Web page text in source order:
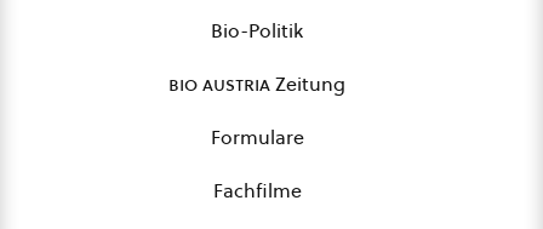
Bio-Politik
bio austriaZeitung
Formulare
Fachfilme